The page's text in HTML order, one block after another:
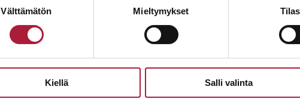
Välttämätön Mieltymykset
Kiellä Salli valinta
Hyväksyn